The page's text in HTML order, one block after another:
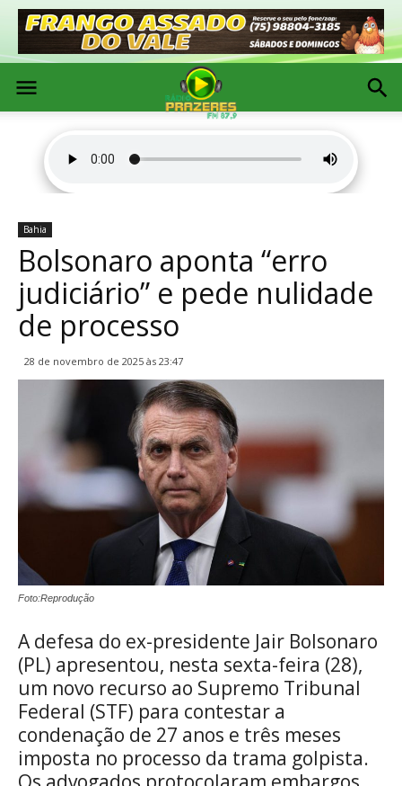
Bahia
Bolsonaro aponta “erro
judiciário” e pede nulidade
de processo
28 de novembro de 2025 às 23:47
Foto:Reprodução
A defesa do ex-presidente Jair Bolsonaro
(PL) apresentou, nesta sexta-feira (28),
um novo recurso ao Supremo Tribunal
Federal (STF) para contestar a
condenação de 27 anos e três meses
imposta no processo da trama golpista.